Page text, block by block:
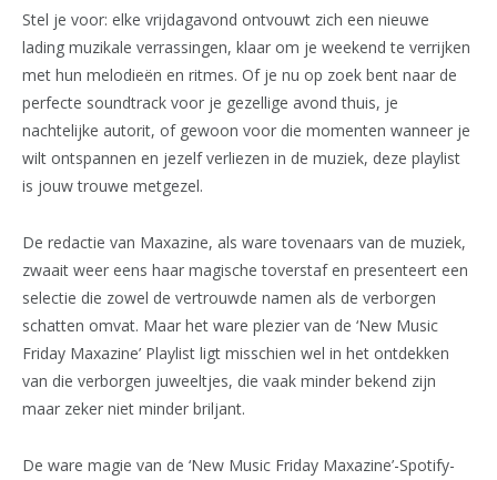
Stel je voor: elke vrijdagavond ontvouwt zich een nieuwe
lading muzikale verrassingen, klaar om je weekend te verrijken
met hun melodieën en ritmes. Of je nu op zoek bent naar de
perfecte soundtrack voor je gezellige avond thuis, je
nachtelijke autorit, of gewoon voor die momenten wanneer je
wilt ontspannen en jezelf verliezen in de muziek, deze playlist
is jouw trouwe metgezel.
De redactie van Maxazine, als ware tovenaars van de muziek,
zwaait weer eens haar magische toverstaf en presenteert een
selectie die zowel de vertrouwde namen als de verborgen
schatten omvat. Maar het ware plezier van de ‘New Music
Friday Maxazine’ Playlist ligt misschien wel in het ontdekken
van die verborgen juweeltjes, die vaak minder bekend zijn
maar zeker niet minder briljant.
De ware magie van de ‘New Music Friday Maxazine’-Spotify-